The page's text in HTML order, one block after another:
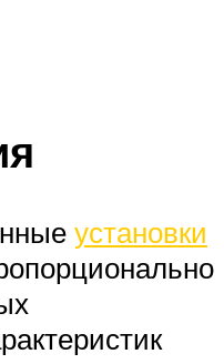
установки